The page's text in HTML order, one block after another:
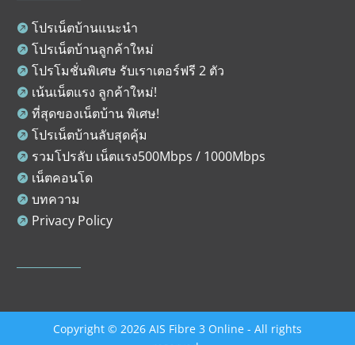
 โปรเน็ตบ้านแนะนำ
 โปรเน็ตบ้านลูกค้าใหม่
 โปรโมชั่นพิเศษ รับเราเตอร์ฟรี 2 ตัว
 เน้นเน็ตแรง ลูกค้าใหม่!
 ที่สุดของเน็ตบ้าน พิเศษ!
 โปรเน็ตบ้านลับสุดคุ้ม
 รวมโปรลับ เน็ตแรง500Mbps / 1000Mbps
 เน็ตคอนโด
 บทความ
 Privacy Policy
Copyright © 2026 AIS Fibre 3 Online - All rights